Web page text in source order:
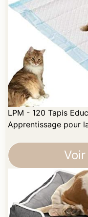
LPM - 120 Tapis
Apprentissage pour